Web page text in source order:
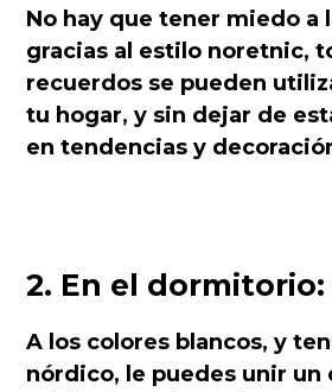
No hay que tener miedo a
gracias al estilo noretnic,
recuerdos se pueden
tu hogar, y sin dejar de
en tendencias y
2. En el dormitorio:
A los colores blancos, y
nórdico, le puedes unir un